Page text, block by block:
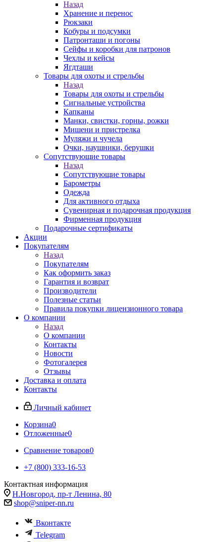
Назад
Хранение и перенос
Рюкзаки
Кобуры и подсумки
Патронташи и погоны
Сейфы и коробки для патронов
Чехлы и кейсы
Ягдташи
Товары для охоты и стрельбы
Назад
Товары для охоты и стрельбы
Сигнальные устройства
Капканы
Манки, свистки, горны, рожки
Мишени и пристрелка
Муляжи и чучела
Очки, наушники, берушки
Сопутствующие товары
Назад
Сопутствующие товары
Барометры
Одежда
Для активного отдыха
Сувенирная и подарочная продукция
Фирменная продукция
Подарочные сертификаты
Акции
Покупателям
Назад
Покупателям
Как оформить заказ
Гарантия и возврат
Производители
Полезные статьи
Правила покупки лицензионного товара
О компании
Назад
О компании
Контакты
Новости
Фотогалерея
Отзывы
Доставка и оплата
Контакты
Личный кабинет
Корзина0
Отложенные0
Сравнение товаров0
+7 (800) 333-16-53
Контактная информация
Н.Новгород, пр-т Ленина, 80
shop@sniper-nn.ru
Вконтакте
Telegram